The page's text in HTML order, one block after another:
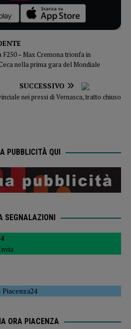
F250 – Max Cremona trionfa in
nella prima gara del Mondiale
SUCCESSIVO
nei pressi di Vernasca, tratto chiuso
PUBBLICITÀ QUI
SEGNALAZIONI
Piacenza24
ORA PIACENZA